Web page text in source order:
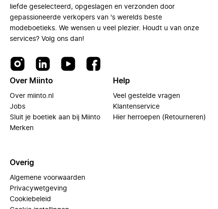
liefde geselecteerd, opgeslagen en verzonden door
gepassioneerde verkopers van 's werelds beste
modeboetieks. We wensen u veel plezier. Houdt u van onze
services? Volg ons dan!
Over Miinto
Over miinto.nl
Jobs
Sluit je boetiek aan bij Miinto
Merken
Help
Veel gestelde vragen
Klantenservice
Hier herroepen (Retourneren)
Overig
Algemene voorwaarden
Privacywetgeving
Cookiebeleid